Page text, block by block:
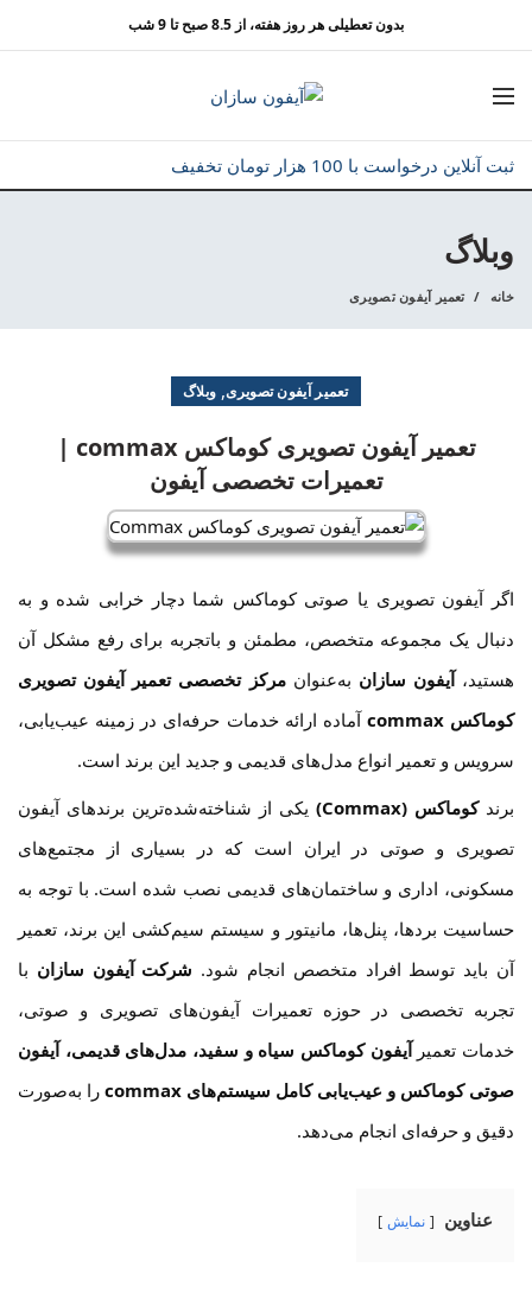
بدون تعطیلی هر روز هفته، از 8.5 صبح تا 9 شب
ثبت آنلاین درخواست با 100 هزار تومان تخفیف
وبلاگ
خانه تعمیر آیفون تصویری
تعمیر آیفون تصویری, وبلاگ
تعمیر آیفون تصویری کوماکس commax |
تعمیرات تخصصی آیفون
اگر آیفون تصویری یا صوتی کوماکس شما دچار خرابی شده و به
دنبال یک مجموعه متخصص، مطمئن و باتجربه برای رفع مشکل آن
هستید،آیفون سازان به‌عنوانمرکز تخصصی تعمیر آیفون تصویری
کوماکس commax
آماده ارائه خدمات حرفه‌ای در زمینه عیب‌یابی،
سرویس و تعمیر انواع مدل‌های قدیمی و جدید این برند است.
برندکوماکس (Commax)
یکی از شناخته‌شده‌ترین برندهای آیفون
تصویری و صوتی در ایران است که در بسیاری از مجتمع‌های
مسکونی، اداری و ساختمان‌های قدیمی نصب شده است. با توجه به
حساسیت بردها، پنل‌ها، مانیتور و سیستم سیم‌کشی این برند، تعمیر
آن باید توسط افراد متخصص انجام شود. شرکت آیفون سازان با
تجربه تخصصی در حوزه تعمیرات آیفون‌های تصویری و صوتی،
خدمات تعمیرآیفون کوماکس سیاه و سفید، مدل‌های قدیمی، آیفون
صوتی کوماکس و عیب‌یابی کامل سیستم‌های commax
را به‌صورت
دقیق و حرفه‌ای انجام می‌دهد.
عناوین نمایش